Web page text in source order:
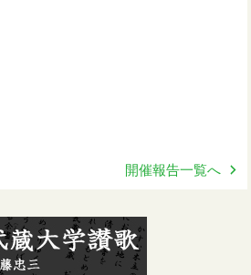
開催報告一覧へ